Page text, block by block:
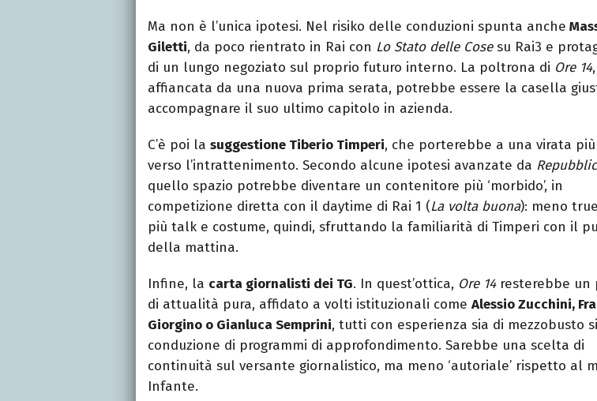
Ma non è l’unica ipotesi. Nel risiko delle conduzioni spunta anche
Giletti, da poco rientrato in Rai con Lo Stato delle Cosesu Rai3 e
di un lungo negoziato sul proprio futuro interno. La poltrona di Ore 14
affiancata da una nuova prima serata, potrebbe essere la casella
accompagnare il suo ultimo capitolo in azienda.
C’è poi la suggestione Tiberio Timperi, che porterebbe a una virata
verso l’intrattenimento. Secondo alcune ipotesi avanzate da
quello spazio potrebbe diventare un contenitore più ‘morbido’, in
competizione diretta con il daytime di Rai 1 (La volta buona): meno
più talk e costume, quindi, sfruttando la familiarità di Timperi con il
della mattina.
Infine, la carta giornalisti dei TG. In quest’ottica, Ore 14resterebbe un
di attualità pura, affidato a volti istituzionali come Alessio Zucchini,
Giorgino o Gianluca Semprini, tutti con esperienza sia di mezzobusto
conduzione di programmi di approfondimento. Sarebbe una scelta di
continuità sul versante giornalistico, ma meno ‘autoriale’ rispetto al
Infante.